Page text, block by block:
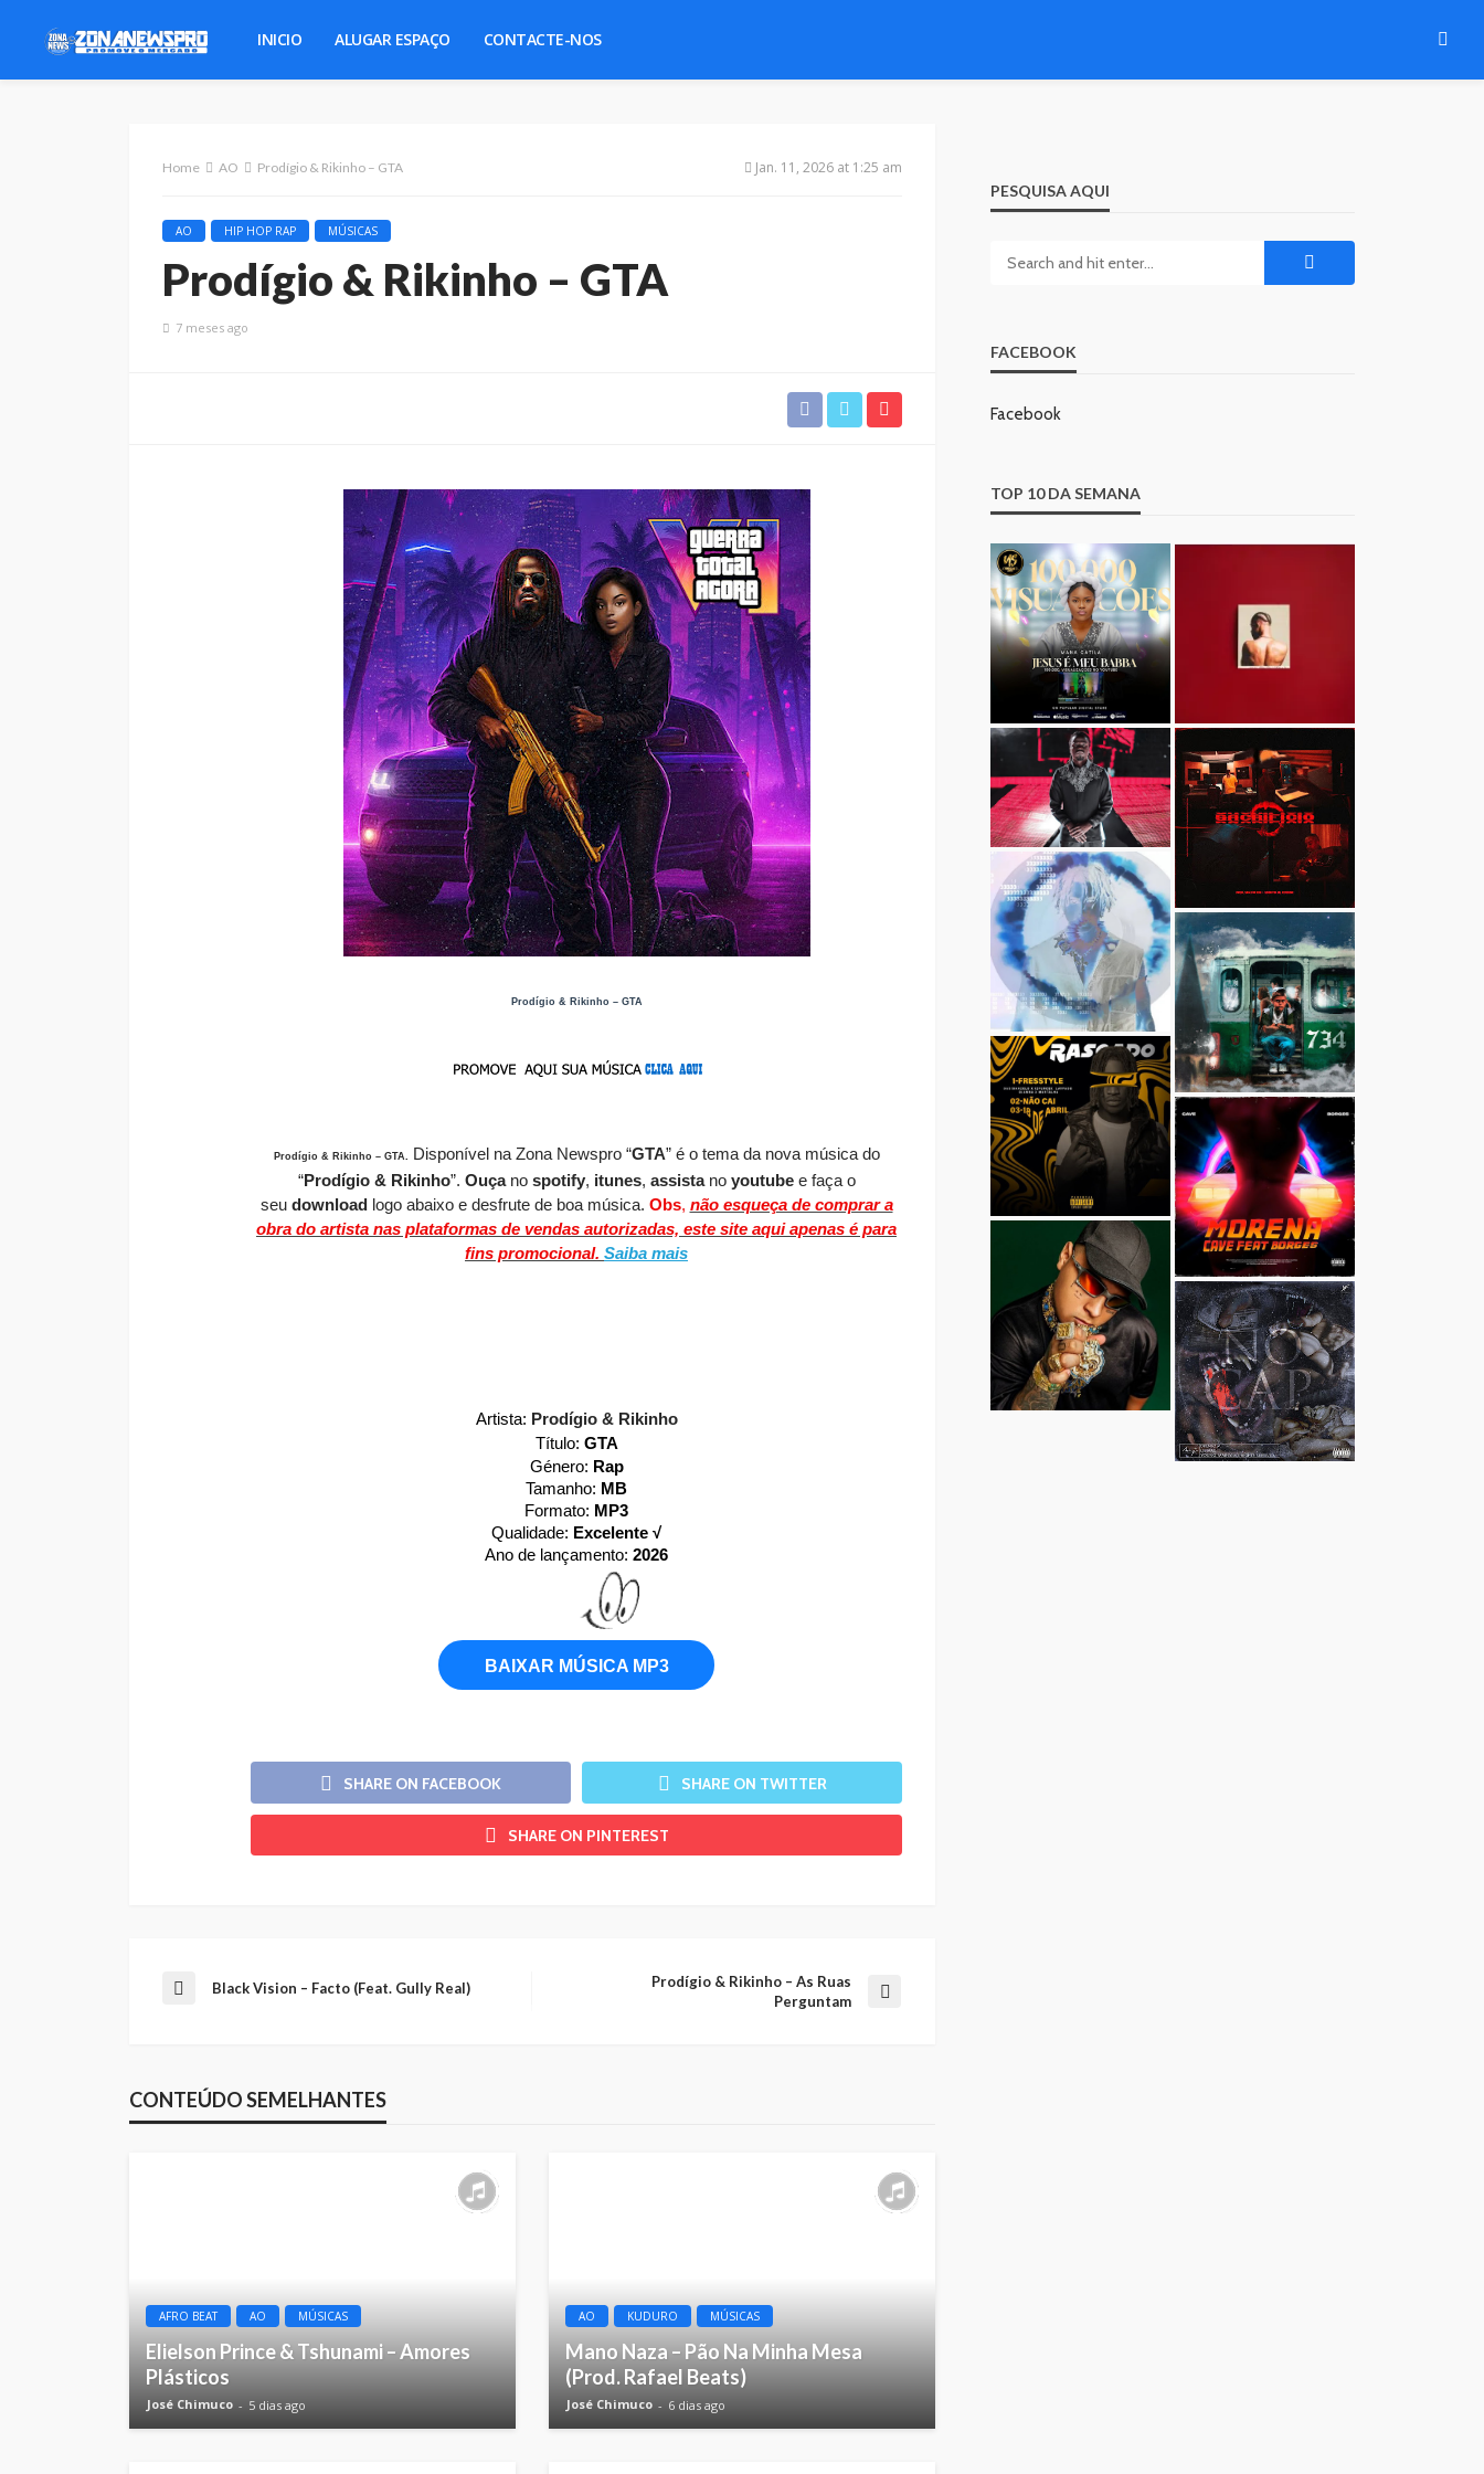
INICIO ALUGAR ESPAÇO CONTACTE-NOS
Home AO Prodígio & Rikinho – GTA Jan. 11, 2026 at 1:25 am
AO HIP HOP RAP MÚSICAS
Prodígio & Rikinho – GTA
7 meses ago
Prodígio & Rikinho – GTA
Prodígio & Rikinho – GTA. Disponível na Zona Newspro “GTA” é o tema da nova música do
“Prodígio & Rikinho”. Ouçano spotify, itunes, assistano youtube e faça o
seu downloadlogo abaixo e desfrute de boa música. Obs, não esqueça de comprar a
obra do artista nas plataformas de vendas autorizadas, este site aqui apenas é para
fins promocional. Saiba mais
Artista: Prodígio & Rikinho
Título: GTA
Género: Rap
Tamanho: MB
Formato: MP3
Qualidade: Excelente √
Ano de lançamento: 2026
BAIXAR MÚSICA MP3
SHARE ON FACEBOOK SHARE ON TWITTER
SHARE ON PINTEREST
Black Vision – Facto (Feat. Gully Real)
Prodígio & Rikinho – As Ruas
Perguntam
CONTEÚDO SEMELHANTES
AFRO BEAT AO MÚSICAS
Elielson Prince & Tshunami – Amores
Plásticos
José Chimuco 5 dias ago
AO KUDURO MÚSICAS
Mano Naza – Pão Na Minha Mesa
(Prod. Rafael Beats)
José Chimuco 6 dias ago
PESQUISA AQUI
FACEBOOK
Facebook
TOP 10 DA SEMANA